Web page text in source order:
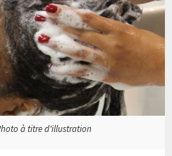
à titre d'illustration